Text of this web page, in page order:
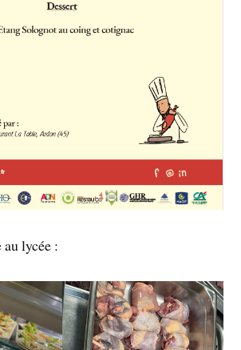
lycée :